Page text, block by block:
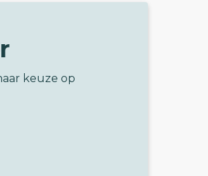
keuze op